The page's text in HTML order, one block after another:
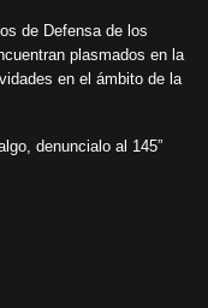
de Defensa de los
plasmados en la
en el ámbito de la
denuncialo al 145”